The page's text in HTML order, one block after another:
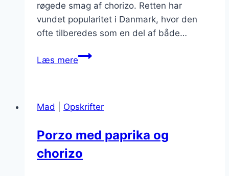
røgede smag af chorizo. Retten har
vundet popularitet i Danmark, hvor den
ofte tilberedes som en del af både…
Læs merePorzo
frisk
lækker
side
Mad Opskrifter
Porzo med paprika og
chorizo